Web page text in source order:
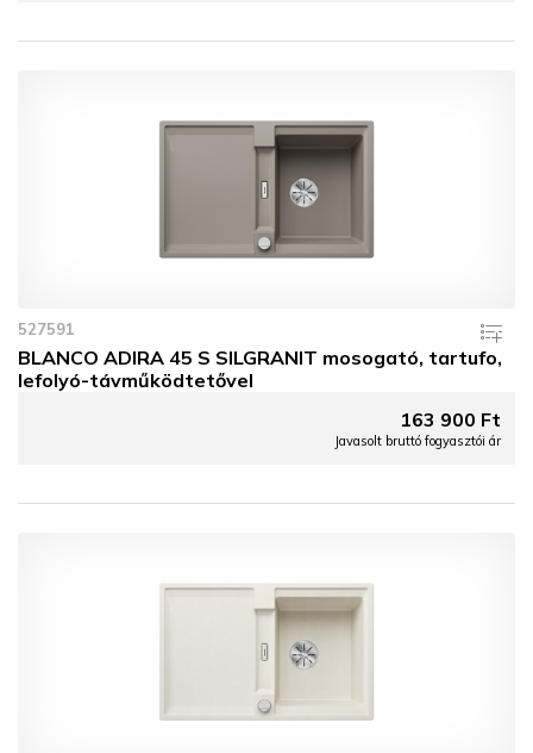
527591
BLANCO ADIRA 45 S SILGRANIT mosogató, tartufo,
lefolyó-távműködtetővel
163 900 Ft
Javasolt bruttó fogyasztói ár